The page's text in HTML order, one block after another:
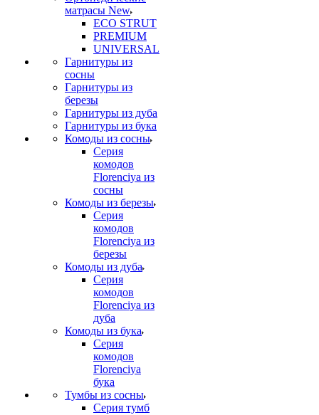
матрасы New
ECO STRUT
PREMIUM
UNIVERSAL
Гарнитуры из
сосны
Гарнитуры из
березы
Гарнитуры из дуба
Гарнитуры из бука
Комоды из сосны
Серия
комодов
Florenciya из
сосны
Комоды из березы
Серия
комодов
Florenciya из
березы
Комоды из дуба
Серия
комодов
Florenciya из
дуба
Комоды из бука
Серия
комодов
Florenciya
бука
Тумбы из сосны
Серия тумб